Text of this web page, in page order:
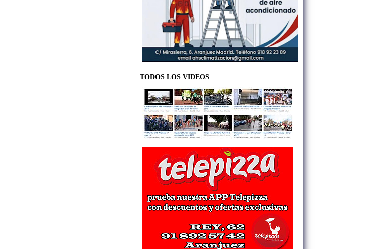
TODOS LOS VIDEOS